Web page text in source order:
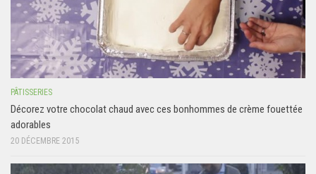
PÂTISSERIES
Décorez votre chocolat chaud avec ces bonhommes de crème fouettée
adorables
20 DÉCEMBRE 2015